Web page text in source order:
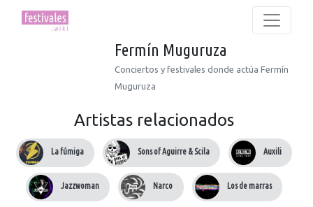
Fermín Muguruza
Conciertos y festivales donde actúa Fermín
Muguruza
Artistas relacionados
La fúmiga Sons of Aguirre & Scila Auxili
Jazzwoman Narco Los de marras